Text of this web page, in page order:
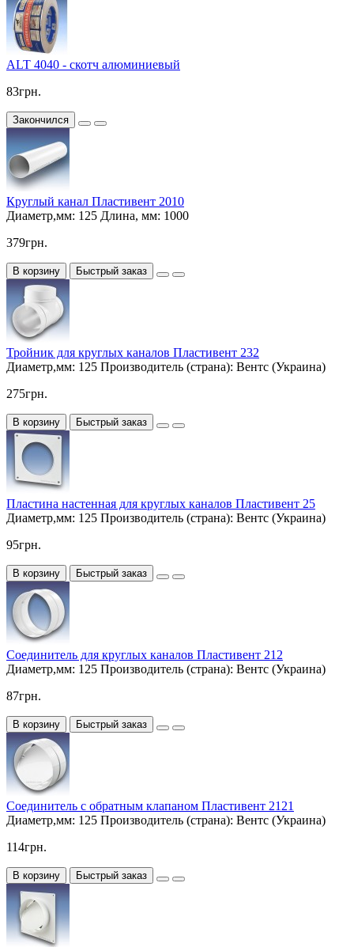
ALT 4040 - скотч алюминиевый
83грн.
Закончился
Круглый канал Пластивент 2010
Диаметр,мм: 125 Длина, мм: 1000
379грн.
В корзину Быстрый заказ
Тройник для круглых каналов Пластивент 232
Диаметр,мм: 125 Производитель (страна): Вентс (Украина)
275грн.
В корзину Быстрый заказ
Пластина настенная для круглых каналов Пластивент 25
Диаметр,мм: 125 Производитель (страна): Вентс (Украина)
95грн.
В корзину Быстрый заказ
Соединитель для круглых каналов Пластивент 212
Диаметр,мм: 125 Производитель (страна): Вентс (Украина)
87грн.
В корзину Быстрый заказ
Соединитель с обратным клапаном Пластивент 2121
Диаметр,мм: 125 Производитель (страна): Вентс (Украина)
114грн.
В корзину Быстрый заказ